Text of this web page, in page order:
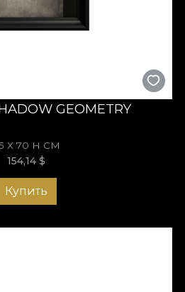
GEOMETRY
X 70 H СМ
154,14 $
Купить